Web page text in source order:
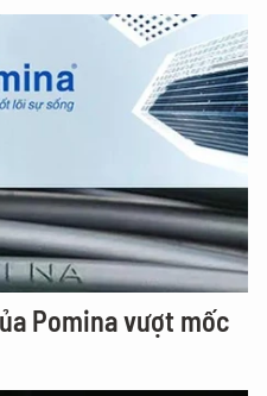
Pomina vượt mốc